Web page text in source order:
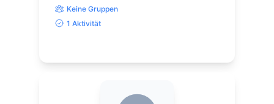
Keine Gruppen
1 Aktivität